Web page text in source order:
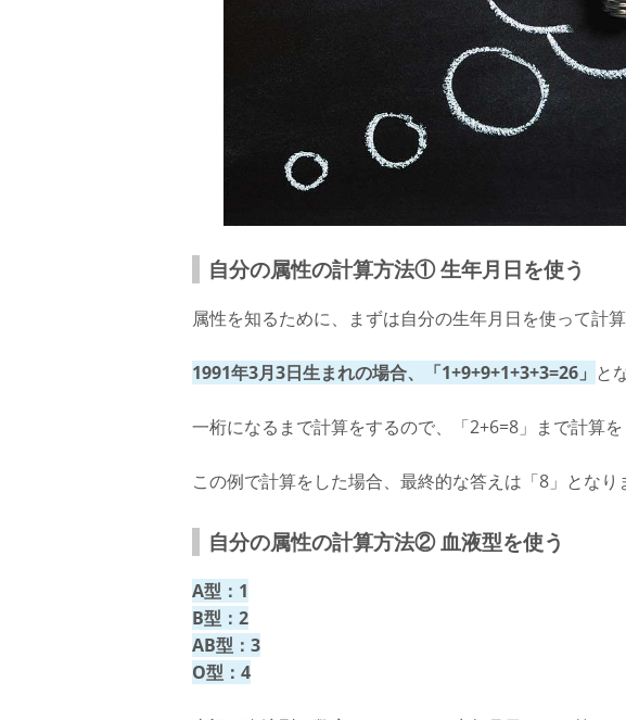
自分の属性の計算方法① 生年月日を使う
属性を知るために、まずは自分の生年月日を使って計算
1991年3月3日生まれの場合、「1+9+9+1+3+3=26」 と
一桁になるまで計算をするので、「2+6=8」まで計算を
この例で計算をした場合、最終的な答えは「8」となり
自分の属性の計算方法② 血液型を使う
A型：1
B型：2
AB型：3
O型：4